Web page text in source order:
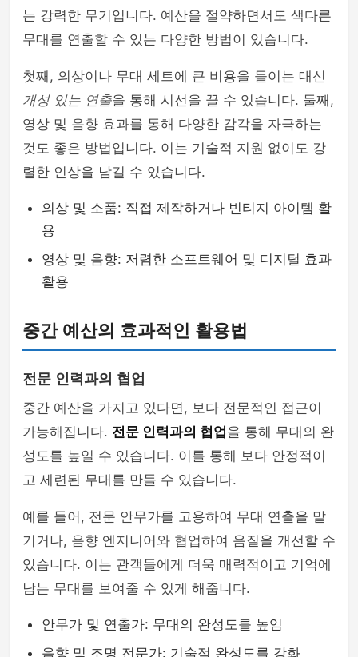
는 강력한 무기입니다. 예산을 절약하면서도 색다른
무대를 연출할 수 있는 다양한 방법이 있습니다.
첫째, 의상이나 무대 세트에 큰 비용을 들이는 대신
개성 있는 연출을 통해 시선을 끌 수 있습니다. 둘째,
영상 및 음향 효과를 통해 다양한 감각을 자극하는
것도 좋은 방법입니다. 이는 기술적 지원 없이도 강
렬한 인상을 남길 수 있습니다.
의상 및 소품: 직접 제작하거나 빈티지 아이템 활
용
영상 및 음향: 저렴한 소프트웨어 및 디지털 효과
활용
중간 예산의 효과적인 활용법
전문 인력과의 협업
중간 예산을 가지고 있다면, 보다 전문적인 접근이
가능해집니다. 전문 인력과의 협업 을 통해 무대의 완
성도를 높일 수 있습니다. 이를 통해 보다 안정적이
고 세련된 무대를 만들 수 있습니다.
예를 들어, 전문 안무가를 고용하여 무대 연출을 맡
기거나, 음향 엔지니어와 협업하여 음질을 개선할 수
있습니다. 이는 관객들에게 더욱 매력적이고 기억에
남는 무대를 보여줄 수 있게 해줍니다.
안무가 및 연출가: 무대의 완성도를 높임
음향 및 조명 전문가: 기술적 완성도를 강화